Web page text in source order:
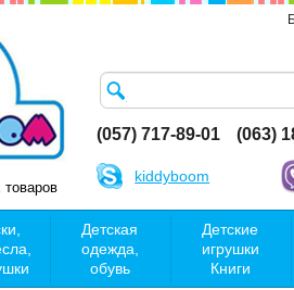
товаров
(057) 717-89-01 (063)
kiddyboom
Детская
одежда,
обувь
Детские
игрушки
Книги